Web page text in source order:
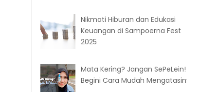
Nikmati Hiburan dan Edukasi
Keuangan di Sampoerna Fest
2025
Mata Kering? Jangan SePeLein!
Begini Cara Mudah Mengatasinya